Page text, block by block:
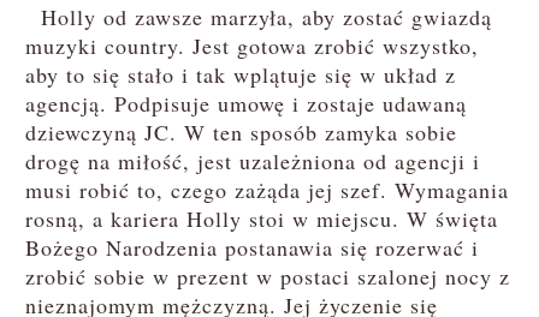
Holly od zawsze marzyła, aby zostać gwiazdą
muzyki country. Jest gotowa zrobić wszystko,
aby to się stało i tak wplątuje się w układ z
agencją. Podpisuje umowę i zostaje udawaną
dziewczyną JC. W ten sposób zamyka sobie
drogę na miłość, jest uzależniona od agencji i
musi robić to, czego zażąda jej szef. Wymagania
rosną, a kariera Holly stoi w miejscu. W święta
Bożego Narodzenia postanawia się rozerwać i
zrobić sobie w prezent w postaci szalonej nocy z
nieznajomym mężczyzną. Jej życzenie się